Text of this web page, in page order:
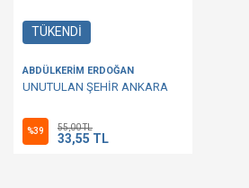
TÜKENDİ
ABDÜLKERİM ERDOĞAN
UNUTULAN ŞEHİR ANKARA
%39 55,00 TL
33,55 TL